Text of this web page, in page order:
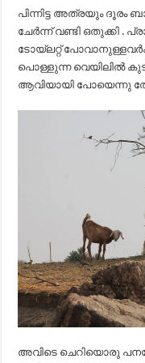
പിന്നിട്ട അത്രയും ദൂരം
ചേർന്ന് വണ്ടി ഒതുക്കി .
ടോയ്ലറ്റ്
പൊള്ളുന്ന വെയിലിൽ
ആവിയായി പോയെന്നു
അവിടെ ചെറിയൊരു